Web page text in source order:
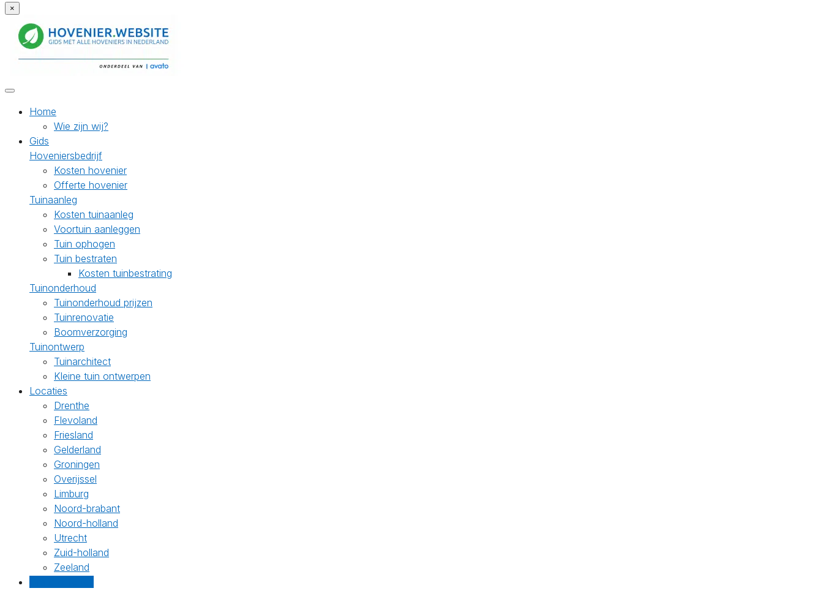
×
Home
Wie zijn wij?
Gids
Hoveniersbedrijf
Kosten hovenier
Offerte hovenier
Tuinaanleg
Kosten tuinaanleg
Voortuin aanleggen
Tuin ophogen
Tuin bestraten
Kosten tuinbestrating
Tuinonderhoud
Tuinonderhoud prijzen
Tuinrenovatie
Boomverzorging
Tuinontwerp
Tuinarchitect
Kleine tuin ontwerpen
Locaties
Drenthe
Flevoland
Friesland
Gelderland
Groningen
Overijssel
Limburg
Noord-brabant
Noord-holland
Utrecht
Zuid-holland
Zeeland